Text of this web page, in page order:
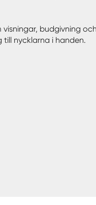
budgivning
nycklarna i handen.